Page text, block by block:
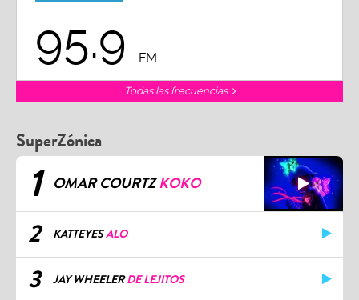
95.9 FM
Todas las frecuencias
SuperZónica
1 OMAR COURTZKOKO
2 KATTEYESALO
3 JAY WHEELERDE LEJITOS